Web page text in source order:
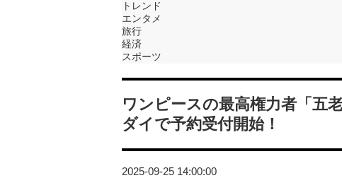
トレンド
エンタメ
旅行
経済
スポーツ
ワンピースの最高権力者「五
ダイで予約受付開始！
2025-09-25 14:00:00